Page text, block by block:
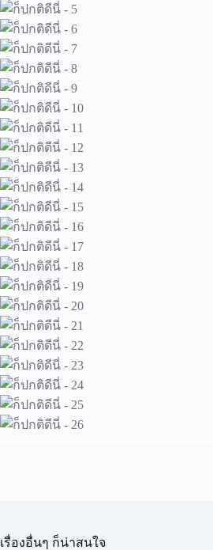
เรื่องอื่นๆ ก็น่าสนใจ